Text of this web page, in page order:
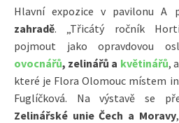
Hlavní expozice v pavilonu A
zahradě. „Třicátý ročník
pojmout jako opravdovou
ovocnářů, zelinářů a květinářů,
které je Flora Olomouc místem
Fuglíčková. Na výstavě se
Zelinářské unie Čech a Moravy,